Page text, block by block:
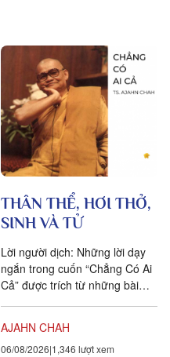
THÂN THỂ, HƠI THỞ,
SINH VÀ TỬ
Lời người dịch: Những lời dạy
ngắn trong cuốn “Chẳng Có Ai
Cả” được trích từ những bài
AJAHN CHAH
06/08/2026 1,346 lượt xem